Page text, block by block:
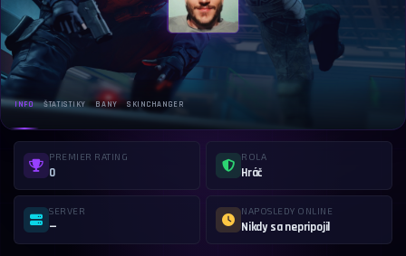
INFO ŠTATISTIKY BANY SKINCHANGER
PREMIER RATING
0
ROLA
Hráč
SERVER
—
NAPOSLEDY ONLINE
Nikdy sa nepripojil